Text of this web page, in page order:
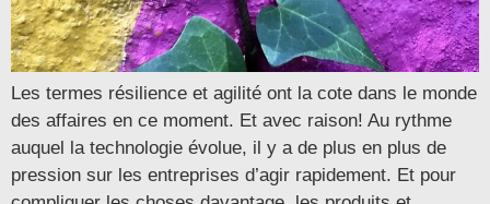
Les termes résilience et agilité ont la cote dans le monde
des affaires en ce moment. Et avec raison! Au rythme
auquel la technologie évolue, il y a de plus en plus de
pression sur les entreprises d’agir rapidement. Et pour